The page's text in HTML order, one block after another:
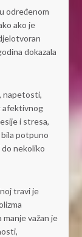
određenom
ako je
dokazala
napetosti,
afektivnog
i stresa,
potpuno
nekoliko
travi je
važan je